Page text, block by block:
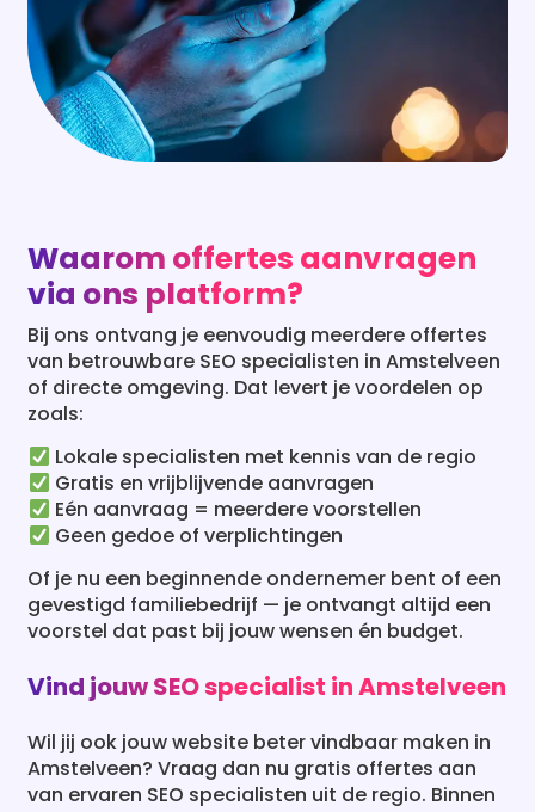
via ons platform?
Bij ons ontvang je eenvoudig meerdere offertes
van betrouwbare SEO specialisten in Amstelveen
of directe omgeving. Dat levert je voordelen op
zoals:
Lokale specialisten met kennis van de regio
Eén aanvraag = meerdere voorstellen
Geen gedoe of verplichtingen
Of je nu een beginnende ondernemer bent of een
gevestigd familiebedrijf — je ontvangt altijd een
voorstel dat past bij jouw wensen én budget.
Vind jouw SEO specialist in Amstelveen
Wil jij ook jouw website beter vindbaar maken in
van ervaren SEO specialisten uit de regio. Binnen
24 uur ontvang je een passend voorstel
waarmee je online écht stappen kunt zetten.